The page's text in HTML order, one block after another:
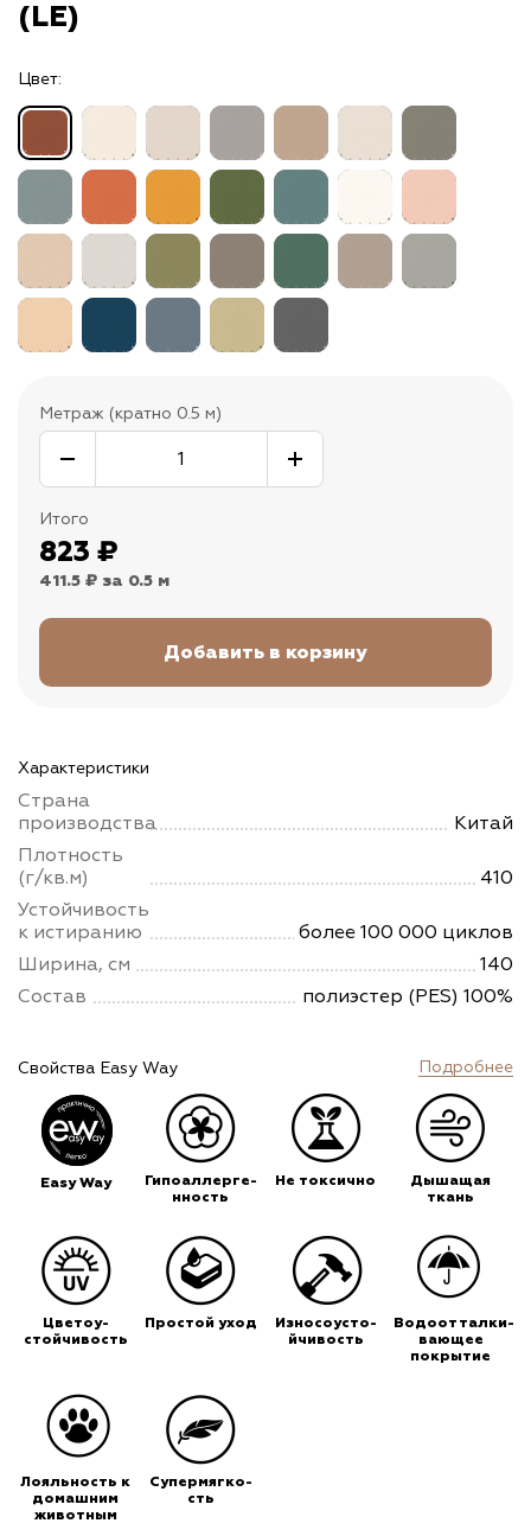
(LE)
Цвет:
Метраж (кратно 0.5 м)
Итого
823 ₽
411.5 ₽ за 0.5 м
Характеристики
Страна
производства
Китай
Плотность
(г/кв.м)
410
Устойчивость
к истиранию
более 100 000 циклов
Ширина, см
140
Состав
полиэстер (PES) 100%
Свойства Easy Way Подробнее
Easy Way
Гипоаллерге-
нность
Не токсично
Дышащая
ткань
Цветоу-
стойчивость
Простой уход
Износоусто-
йчивость
Водоотталки-
вающее
покрытие
Лояльность к
домашним
животным
Супермягко-
сть